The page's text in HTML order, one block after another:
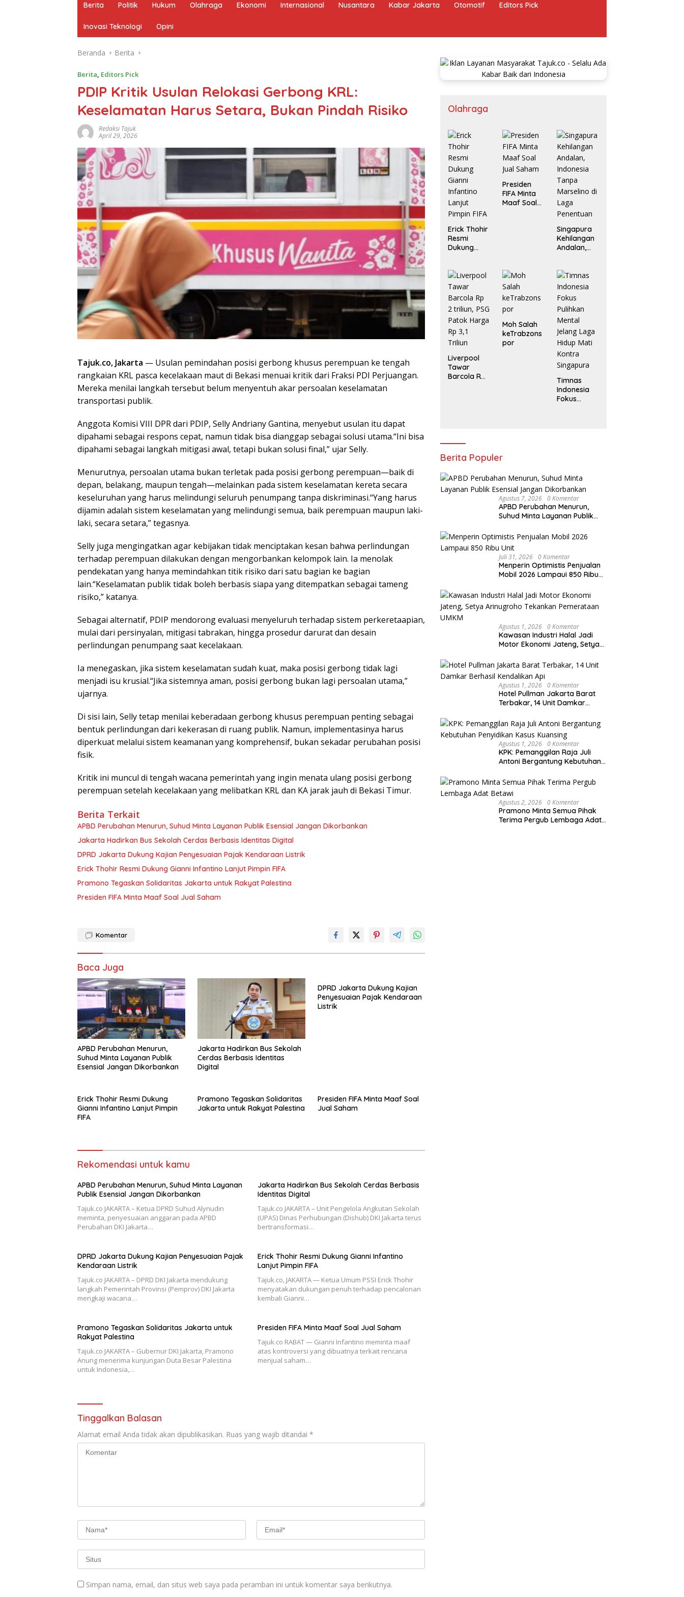
Berita Politik Hukum Olahraga Ekonomi Internasional Nusantara Kabar Jakarta Otomotif Editors Pick
Inovasi Teknologi Opini
Beranda Berita
Berita, Editors Pick
PDIP Kritik Usulan Relokasi Gerbong KRL:
Keselamatan Harus Setara, Bukan Pindah Risiko
Redaksi Tajuk
April 29, 2026
Tajuk.co, Jakarta — Usulan pemindahan posisi gerbong khusus perempuan ke tengah
rangkaian KRL pasca kecelakaan maut di Bekasi menuai kritik dari Fraksi PDI Perjuangan.
Mereka menilai langkah tersebut belum menyentuh akar persoalan keselamatan
transportasi publik.
Anggota Komisi VIII DPR dari PDIP, Selly Andriany Gantina, menyebut usulan itu dapat
dipahami sebagai respons cepat, namun tidak bisa dianggap sebagai solusi utama.“Ini bisa
dipahami sebagai langkah mitigasi awal, tetapi bukan solusi final,” ujar Selly.
Menurutnya, persoalan utama bukan terletak pada posisi gerbong perempuan—baik di
depan, belakang, maupun tengah—melainkan pada sistem keselamatan kereta secara
keseluruhan yang harus melindungi seluruh penumpang tanpa diskriminasi.“Yang harus
dijamin adalah sistem keselamatan yang melindungi semua, baik perempuan maupun laki-
laki, secara setara,” tegasnya.
Selly juga mengingatkan agar kebijakan tidak menciptakan kesan bahwa perlindungan
terhadap perempuan dilakukan dengan mengorbankan kelompok lain. Ia menolak
pendekatan yang hanya memindahkan titik risiko dari satu bagian ke bagian
lain.“Keselamatan publik tidak boleh berbasis siapa yang ditempatkan sebagai tameng
risiko,” katanya.
Sebagai alternatif, PDIP mendorong evaluasi menyeluruh terhadap sistem perkeretaapian,
mulai dari persinyalan, mitigasi tabrakan, hingga prosedur darurat dan desain
perlindungan penumpang saat kecelakaan.
Ia menegaskan, jika sistem keselamatan sudah kuat, maka posisi gerbong tidak lagi
menjadi isu krusial.“Jika sistemnya aman, posisi gerbong bukan lagi persoalan utama,”
ujarnya.
Di sisi lain, Selly tetap menilai keberadaan gerbong khusus perempuan penting sebagai
bentuk perlindungan dari kekerasan di ruang publik. Namun, implementasinya harus
diperkuat melalui sistem keamanan yang komprehensif, bukan sekadar perubahan posisi
fisik.
Kritik ini muncul di tengah wacana pemerintah yang ingin menata ulang posisi gerbong
perempuan setelah kecelakaan yang melibatkan KRL dan KA jarak jauh di Bekasi Timur.
Berita Terkait
APBD Perubahan Menurun, Suhud Minta Layanan Publik Esensial Jangan Dikorbankan
Jakarta Hadirkan Bus Sekolah Cerdas Berbasis Identitas Digital
DPRD Jakarta Dukung Kajian Penyesuaian Pajak Kendaraan Listrik
Erick Thohir Resmi Dukung Gianni Infantino Lanjut Pimpin FIFA
Pramono Tegaskan Solidaritas Jakarta untuk Rakyat Palestina
Presiden FIFA Minta Maaf Soal Jual Saham
Komentar
Baca Juga
APBD Perubahan Menurun,
Suhud Minta Layanan Publik
Esensial Jangan Dikorbankan
Jakarta Hadirkan Bus Sekolah
Cerdas Berbasis Identitas
Digital
DPRD Jakarta Dukung Kajian
Penyesuaian Pajak Kendaraan
Listrik
Erick Thohir Resmi Dukung
Gianni Infantino Lanjut Pimpin
FIFA
Pramono Tegaskan Solidaritas
Jakarta untuk Rakyat Palestina
Presiden FIFA Minta Maaf Soal
Jual Saham
Rekomendasi untuk kamu
APBD Perubahan Menurun, Suhud Minta Layanan
Publik Esensial Jangan Dikorbankan
Tajuk.co JAKARTA – Ketua DPRD Suhud Alynudin
meminta, penyesuaian anggaran pada APBD
Perubahan DKI Jakarta…
Jakarta Hadirkan Bus Sekolah Cerdas Berbasis
Identitas Digital
Tajuk.co JAKARTA – Unit Pengelola Angkutan Sekolah
(UPAS) Dinas Perhubungan (Dishub) DKI Jakarta terus
bertransformasi…
DPRD Jakarta Dukung Kajian Penyesuaian Pajak
Kendaraan Listrik
Tajuk.co JAKARTA – DPRD DKI Jakarta mendukung
langkah Pemerintah Provinsi (Pemprov) DKI Jakarta
mengkaji wacana…
Erick Thohir Resmi Dukung Gianni Infantino
Lanjut Pimpin FIFA
Tajuk.co, JAKARTA — Ketua Umum PSSI Erick Thohir
menyatakan dukungan penuh terhadap pencalonan
kembali Gianni…
Pramono Tegaskan Solidaritas Jakarta untuk
Rakyat Palestina
Tajuk.co JAKARTA – Gubernur DKI Jakarta, Pramono
Anung menerima kunjungan Duta Besar Palestina
untuk Indonesia,…
Presiden FIFA Minta Maaf Soal Jual Saham
Tajuk.co RABAT — Gianni Infantino meminta maaf
atas kontroversi yang dibuatnya terkait rencana
menjual saham…
Tinggalkan Balasan
Alamat email Anda tidak akan dipublikasikan. Ruas yang wajib ditandai *
Simpan nama, email, dan situs web saya pada peramban ini untuk komentar saya berikutnya.
Olahraga
Erick Thohir
Resmi
Dukung
Lanjut
Pimpin FIFA
Presiden
FIFA Minta
Maaf Soal
Singapura
Kehilangan
Andalan,
Marselino di
Laga
Penentuan
Liverpool
Tawar
Barcola Rp
Moh Salah
keTrabzons
por
Timnas
Indonesia
Fokus
Berita Populer
Agustus 7, 2026 0 Komentar
APBD Perubahan Menurun,
Suhud Minta Layanan Publik
Juli 31, 2026 0 Komentar
Menperin Optimistis Penjualan
Mobil 2026 Lampaui 850 Ribu
Agustus 1, 2026 0 Komentar
Kawasan Industri Halal Jadi
Motor Ekonomi Jateng, Setya
Pemerataan UMKM
Agustus 1, 2026 0 Komentar
Hotel Pullman Jakarta Barat
Terbakar, 14 Unit Damkar
Agustus 1, 2026 0 Komentar
KPK: Pemanggilan Raja Juli
Antoni Bergantung Kebutuhan
Agustus 2, 2026 0 Komentar
Pramono Minta Semua Pihak
Terima Pergub Lembaga Adat